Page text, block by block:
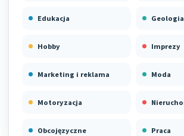
Edukacja Geologia
Hobby Imprezy
Marketing i reklama Moda
Motoryzacja
Obcojęzyczne Praca